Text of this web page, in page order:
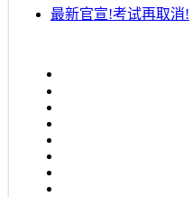
最新官宣!考试再取消!